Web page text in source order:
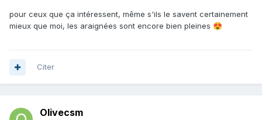
pour ceux que ça intéressent, même s'ils le savent certainement
mieux que moi, les araignées sont encore bien pleines 😍
Citer
Olivecsm